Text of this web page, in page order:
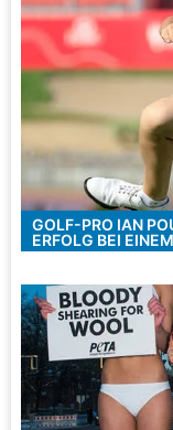
GOLF-PRO IAN
ERFOLG BEI